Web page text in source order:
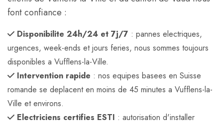
font confiance :
Disponibilite 24h/24 et 7j/7 : pannes electriques,
urgences, week-ends et jours feries, nous sommes toujours
disponibles a Vufflens-la-Ville.
Intervention rapide : nos equipes basees en Suisse
romande se deplacent en moins de 45 minutes a Vufflens-la-
Ville et environs.
Electriciens certifies ESTI : autorisation d'installer